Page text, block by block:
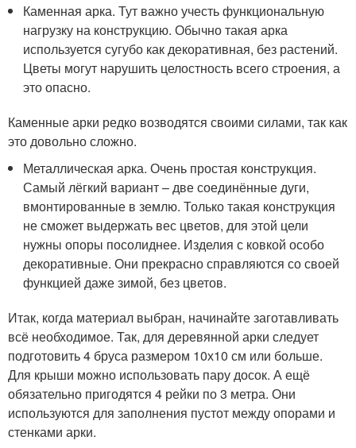
Каменная арка. Тут важно учесть функциональную
нагрузку на конструкцию. Обычно такая арка
используется сугубо как декоративная, без растений.
Цветы могут нарушить целостность всего строения, а
это опасно.
Каменные арки редко возводятся своими силами, так как
это довольно сложно.
Металлическая арка. Очень простая конструкция.
Самый лёгкий вариант – две соединённые дуги,
вмонтированные в землю. Только такая конструкция
не сможет выдержать вес цветов, для этой цели
нужны опоры посолиднее. Изделия с ковкой особо
декоративные. Они прекрасно справляются со своей
функцией даже зимой, без цветов.
Итак, когда материал выбран, начинайте заготавливать
всё необходимое. Так, для деревянной арки следует
подготовить 4 бруса размером 10х10 см или больше.
Для крыши можно использовать пару досок. А ещё
обязательно пригодятся 4 рейки по 3 метра. Они
используются для заполнения пустот между опорами и
стенками арки.